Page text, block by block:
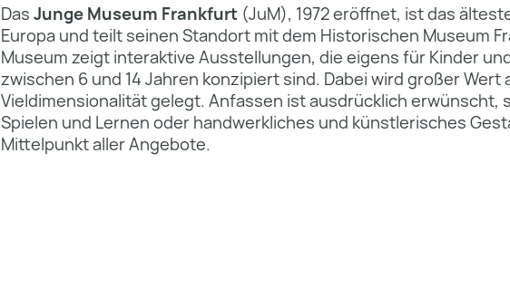
DasJunge Museum Frankfurt (JuM), 1972 eröffnet, ist das
Europa und teilt seinen Standort mit dem Historischen Museum
Museum zeigt interaktive Ausstellungen, die eigens für Kinder
zwischen 6 und 14 Jahren konzipiert sind. Dabei wird großer Wert
Vieldimensionalität gelegt. Anfassen ist ausdrücklich erwünscht,
Spielen und Lernen oder handwerkliches und künstlerisches
Mittelpunkt aller Angebote.